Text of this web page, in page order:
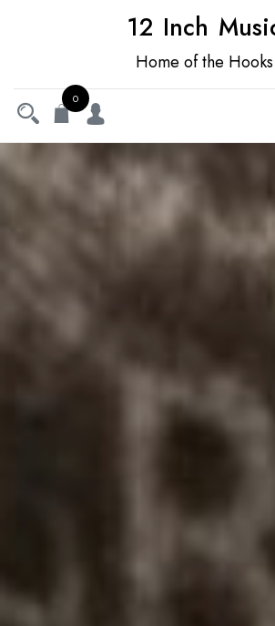
12 Inch
Home of the Hooks
0